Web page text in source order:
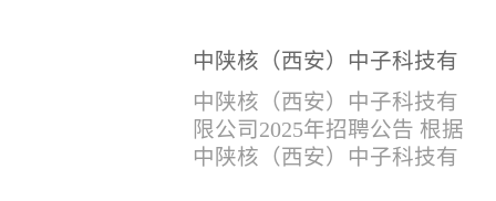
登记表》(见附件2）并如实
填写。并将《应聘人员登记
表》和本人学历学位证书和
相关证件扫描件发送至报名
本科西安石油大学测控技术
月本科西安石油大学通信工
程社招3王小明男1981年11月
本科西安石油大学测控技术
中陕核（西安）中子科技有
限公司2025年招聘公告
中陕核（西安）中子科技有
限公司2025年招聘公告 根据
中陕核（西安）中子科技有